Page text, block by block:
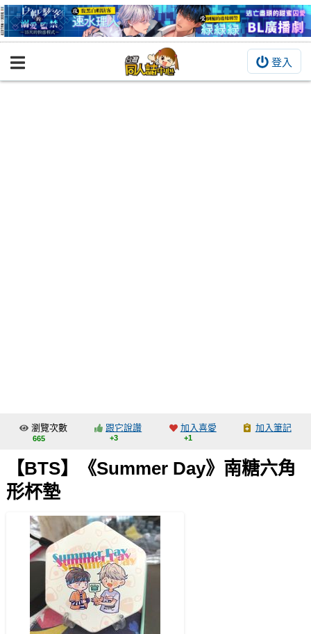
登入
BOOKY書集倉庫
交流中心
攤位轉讓區
會員功能選單
註冊會員
登入
瀏覽次數
665
跟它說讚
+3
加入喜愛
+1
加入筆記
【BTS】《Summer Day》南糖六角
形杯墊